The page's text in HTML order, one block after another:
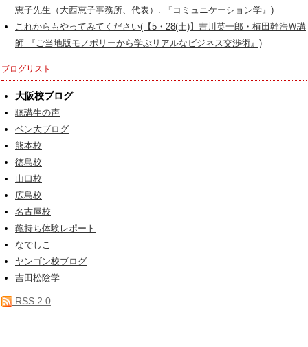
恵子先生（大西恵子事務所、代表）. 『コミュニケーション学』)
これからもやってみてください(【5・28(土)】吉川英一郎・植田幹浩Ｗ講
師 『ご当地版モノポリーから学ぶリアルなビジネス交渉術』)
ブログリスト
大阪校ブログ
聴講生の声
ベン大ブログ
熊本校
徳島校
山口校
広島校
名古屋校
鞄持ち体験レポート
なでしこ
ヤンゴン校ブログ
吉田松陰学
RSS 2.0